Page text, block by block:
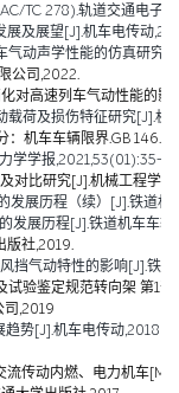
TC 278).轨道交通电
展及展望[J].机车电传动
动声学性能的仿真研究
公司,2022.
对高速列车气动性能的
载荷及损伤特征研究[J].机
：机车车辆限界.GB
学学报,2021,53(01):35-
对比研究[J].机械工程学
发展历程（续）[J].铁道
发展历程[J].铁道机车车
版社,2019.
挡气动特性的影响[J].铁
验鉴定规范转向架 第1
司,2019
趋势[J].机车电传动
传动内燃、电力机车[M].